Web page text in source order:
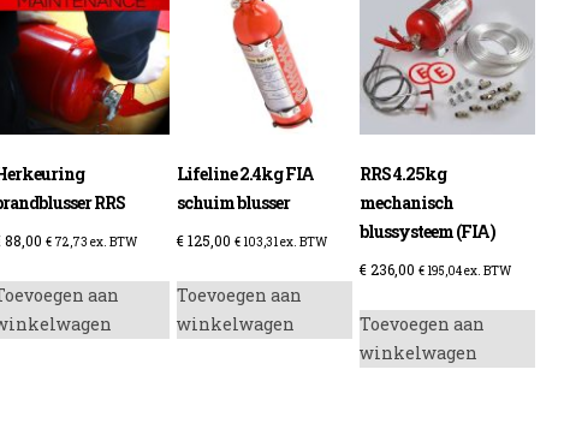
laag
naar
RRS
88,00 € 72,73 ex. BTW
aan
Lifeline 2.4kg FIA
schuim blusser
€125,00 €103,31ex. BTW
Toevoegen aan
winkelwagen
RRS 4.25kg
mechanisch
blussysteem (FIA)
€236,00 €195,04ex. BTW
Toevoegen aan
winkelwagen